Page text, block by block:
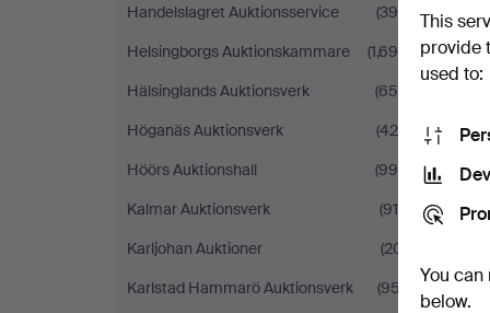
Handelslagret Auktionsservice
(390)
Helsingborgs Auktionskammare
(1,698)
Hälsinglands Auktionsverk
(650)
Höganäs Auktionsverk
(425)
Höörs Auktionshall
(995)
Kalmar Auktionsverk
(916)
Karljohan Auktioner
(201)
Karlstad Hammarö Auktionsverk
(957)
This
provide
used to:
You
below.